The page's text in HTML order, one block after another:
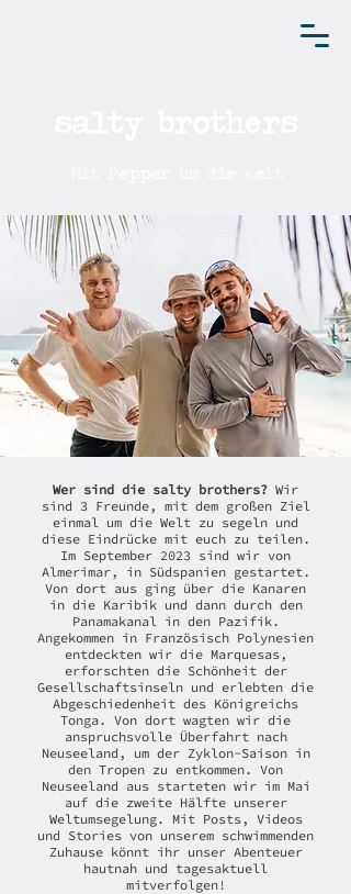
Wer sind die salty brothers? Wir
sind 3 Freunde, mit dem großen Ziel
einmal um die Welt zu segeln und
diese Eindrücke mit euch zu teilen.
Im September 2023 sind wir von
Almerimar, in Südspanien gestartet.
Von dort aus ging über die Kanaren
in die Karibik und dann durch den
Panamakanal in den Pazifik.
Angekommen in Französisch Polynesien
entdeckten wir die Marquesas,
erforschten die Schönheit der
Gesellschaftsinseln und erlebten die
Abgeschiedenheit des Königreichs
Tonga. Von dort wagten wir die
anspruchsvolle Überfahrt nach
Neuseeland, um der Zyklon-Saison in
den Tropen zu entkommen. Von
Neuseeland aus starteten wir im Mai
auf die zweite Hälfte unserer
Weltumsegelung. Mit Posts, Videos
und Stories von unserem schwimmenden
Zuhause könnt ihr unser Abenteuer
hautnah und tagesaktuell
mitverfolgen!